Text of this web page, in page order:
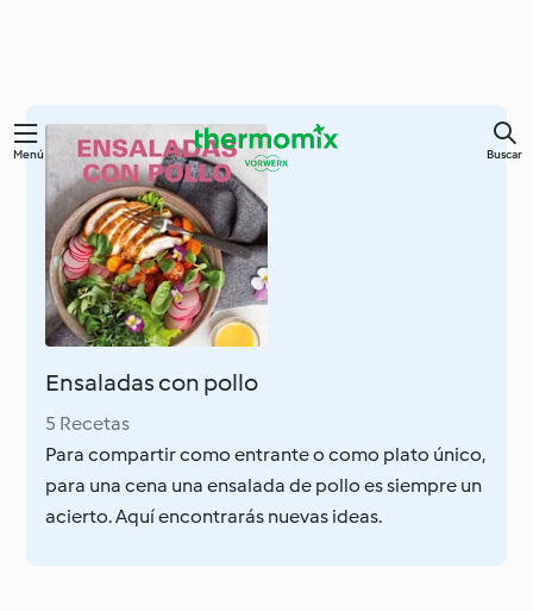
contenido
principal
Menú Buscar
Ensaladas con pollo
5 Recetas
Para compartir como entrante o como plato único,
para una cena una ensalada de pollo es siempre un
acierto. Aquí encontrarás nuevas ideas.